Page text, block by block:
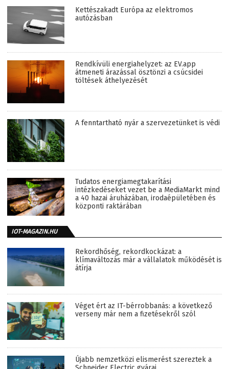
Kettészakadt Európa az elektromos
autózásban
Rendkívüli energiahelyzet: az EV.app
átmeneti árazással ösztönzi a csúcsidei
töltések áthelyezését
A fenntartható nyár a szervezetünket is védi
Tudatos energiamegtakarítási
intézkedéseket vezet be a MediaMarkt mind
a 40 hazai áruházában, irodaépületében és
központi raktárában
IOT-MAGAZIN.HU
Rekordhőség, rekordkockázat: a
klímaváltozás már a vállalatok működését is
átírja
Véget ért az IT-bérrobbanás: a következő
verseny már nem a fizetésekről szól
Újabb nemzetközi elismerést szereztek a